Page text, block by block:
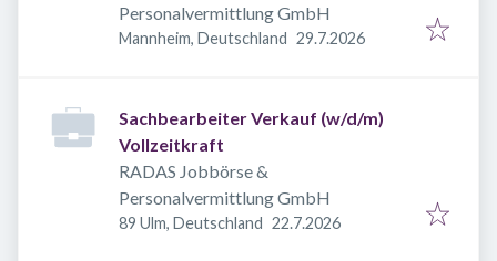
Personalvermittlung GmbH
Mannheim, Deutschland Veröffentlicht
29.7.2026
Sachbearbeiter Verkauf (w/d/m)
Vollzeitkraft
RADAS Jobbörse &
Personalvermittlung GmbH
89 Ulm, Deutschland Veröffentlicht
22.7.2026